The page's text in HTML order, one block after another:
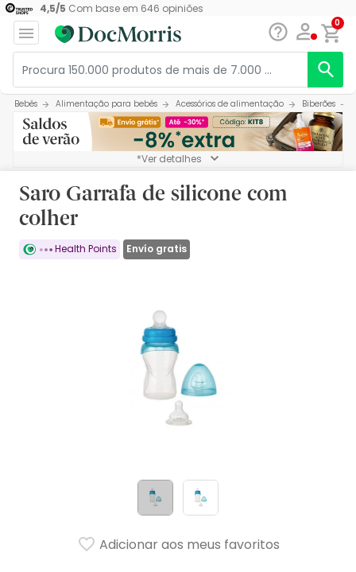
4,5/5 Com base em 646 opiniões
0
Bebés Alimentação para bebés Acessórios de alimentação Biberões
*Ver detalhes
Saro Garrafa de silicone com
colher
Health Points Envío gratis
Adicionar aos meus favoritos